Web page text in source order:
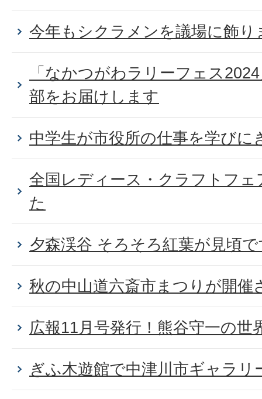
今年もシクラメンを議場に飾り
「なかつがわラリーフェス
部をお届けします
中学生が市役所の仕事を学びに
全国レディース・クラフトフ
た
夕森渓谷 そろそろ紅葉が見頃
秋の中山道六斎市まつりが開催
広報11月号発行！熊谷守一の世
ぎふ木遊館で中津川市ギャラリ